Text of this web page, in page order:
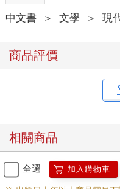
或《毛語錄》之類的小抄，
了解，而他最愛引用列寧提
位，該怎麼辦？即便告訴將
的問題，還以此為名寫了一
在這有史以來最陰鬱的四月
的他開始在別墅裡四下遊盪
從數星期前的三月裡，我們
出現在我辦公室或是我別墅
且總是令人鬱悶的消息。你
中文書 ＞ 文學 ＞ 現
商品評價
相關商品
全選 加入購物車